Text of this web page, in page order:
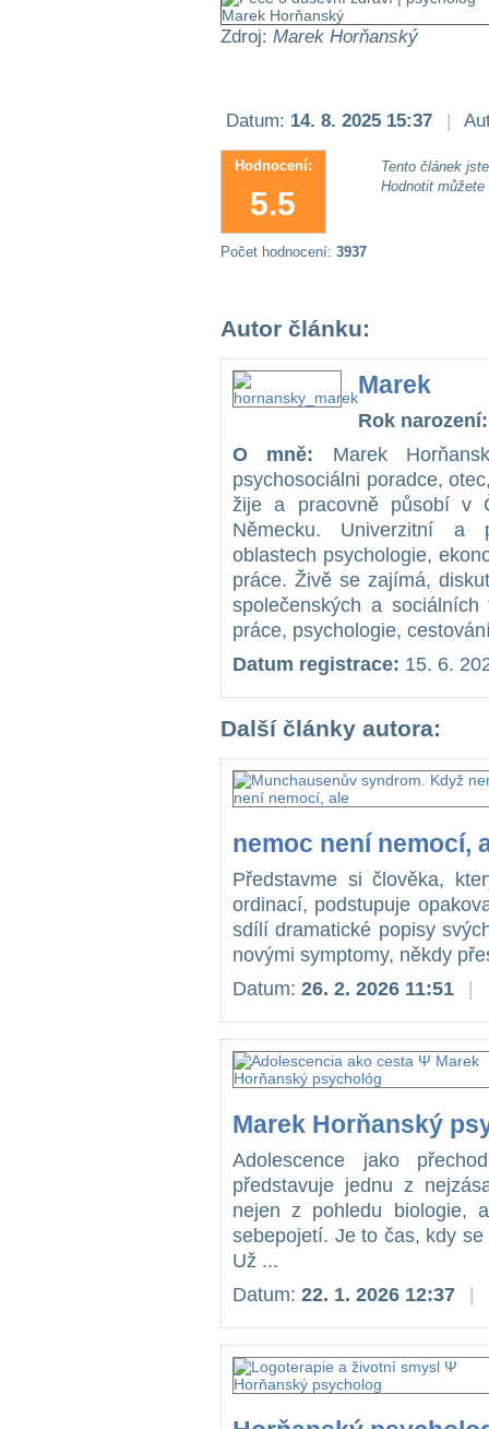
Zdroj: Marek Horňanský
Datum: 14. 8. 2025 15:37 |
Hodnocení:
5.5
Tento článek
Hodnotit
Počet hodnocení: 3937
Autor článku:
Marek
Rok narození:
O mně: Marek
psychosociálni poradce,
žije a pracovně působí v
Německu. Univerzitní a
oblastech psychologie,
práce. Živě se zajímá,
společenských a
práce, psychologie,
Datum registrace: 15. 6.
Další články autora:
nemoc není nemocí,
Představme si člověka,
ordinací, podstupuje
sdílí dramatické popisy
novými symptomy, někdy
Datum: 26. 2. 2026 11:51
Marek Horňanský
Adolescence jako
představuje jednu z
nejen z pohledu biologie,
sebepojetí. Je to čas, kdy
Už ...
Datum: 22. 1. 2026 12:37